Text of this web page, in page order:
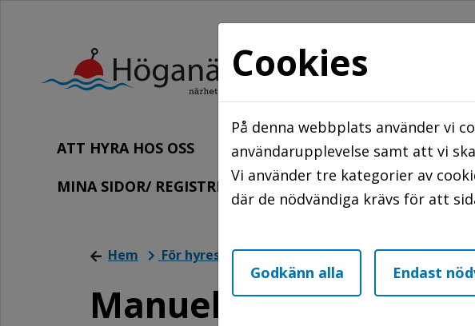
ATT HYRA HOS OSS FÖR HYRESGÄSTER
MINA SIDOR/ REGISTRERA DIG
KONTAKTA OSS
Hem För hyresgäster Din hyra Manuell
Manuell inbetalning
Cookies
På denna webbplats använder vi
användarupplevelse samt att vi
Vi använder tre kategorier av
där de nödvändiga krävs för att
Godkänn alla Endast